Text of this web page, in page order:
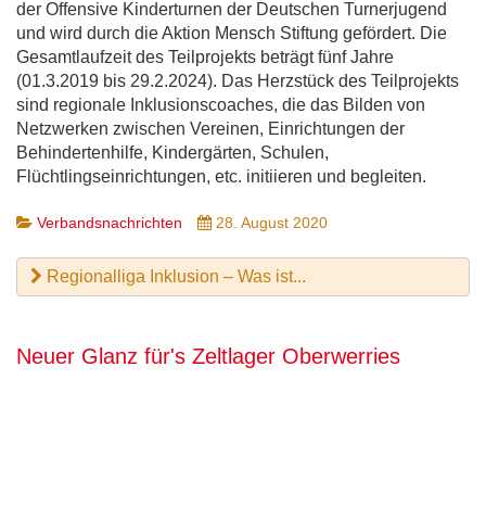
der Offensive Kinderturnen der Deutschen Turnerjugend
und wird durch die Aktion Mensch Stiftung gefördert. Die
Gesamtlaufzeit des Teilprojekts beträgt fünf Jahre
(01.3.2019 bis 29.2.2024). Das Herzstück des Teilprojekts
sind regionale Inklusionscoaches, die das Bilden von
Netzwerken zwischen Vereinen, Einrichtungen der
Behindertenhilfe, Kindergärten, Schulen,
Flüchtlingseinrichtungen, etc. initiieren und begleiten.
Verbandsnachrichten 28. August 2020
Regionalliga Inklusion – Was ist...
Neuer Glanz für's Zeltlager Oberwerries